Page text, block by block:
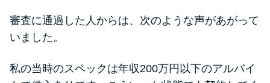
審査に通過した人からは、次のような声があがって
いました。
私の当時のスペックは年収200万円以下のアルバイ